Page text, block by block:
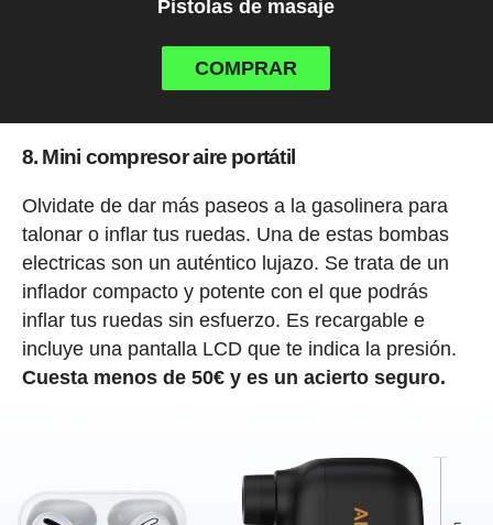
Pistolas de masaje
COMPRAR
8. Mini compresor aire portátil
Olvidate de dar más paseos a la gasolinera para
talonar o inflar tus ruedas. Una de estas bombas
electricas son un auténtico lujazo. Se trata de un
inflador compacto y potente con el que podrás
inflar tus ruedas sin esfuerzo. Es recargable e
incluye una pantalla LCD que te indica la presión.
Cuesta menos de 50€ y es un acierto seguro.